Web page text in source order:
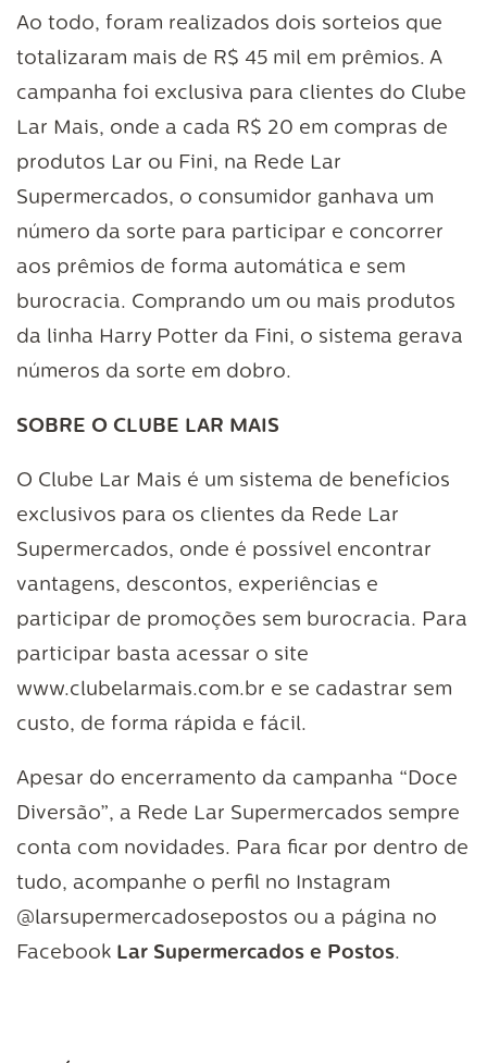
Ao todo, foram realizados dois sorteios que
totalizaram mais de R$ 45 mil em prêmios. A
campanha foi exclusiva para clientes do Clube
Lar Mais, onde a cada R$ 20 em compras de
produtos Lar ou Fini, na Rede Lar
Supermercados, o consumidor ganhava um
número da sorte para participar e concorrer
aos prêmios de forma automática e sem
burocracia. Comprando um ou mais produtos
da linha Harry Potter da Fini, o sistema gerava
números da sorte em dobro.
SOBRE O CLUBE LAR MAIS
O Clube Lar Mais é um sistema de benefícios
exclusivos para os clientes da Rede Lar
Supermercados, onde é possível encontrar
vantagens, descontos, experiências e
participar de promoções sem burocracia. Para
participar basta acessar o site
www.clubelarmais.com.br e se cadastrar sem
custo, de forma rápida e fácil.
Apesar do encerramento da campanha “Doce
Diversão”, a Rede Lar Supermercados sempre
conta com novidades. Para ficar por dentro de
tudo, acompanhe o perfil no Instagram
@larsupermercadosepostos ou a página no
Facebook Lar Supermercados e Postos.